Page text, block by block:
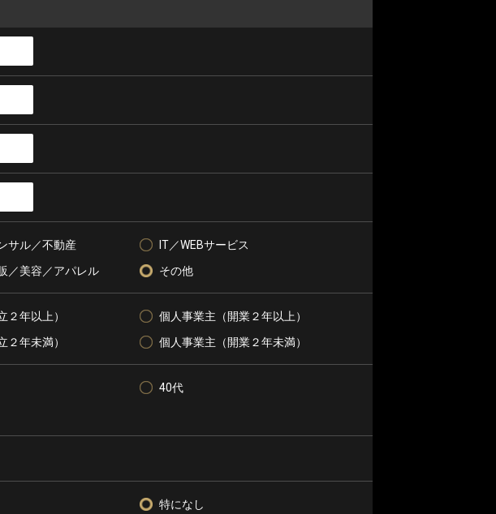
サル／不動産
IT／WEBサービス
／美容／アパレル その他
２年以上）
個人事業主（開業２年以上）
２年未満） 個人事業主（開業２年未満）
40代
特になし